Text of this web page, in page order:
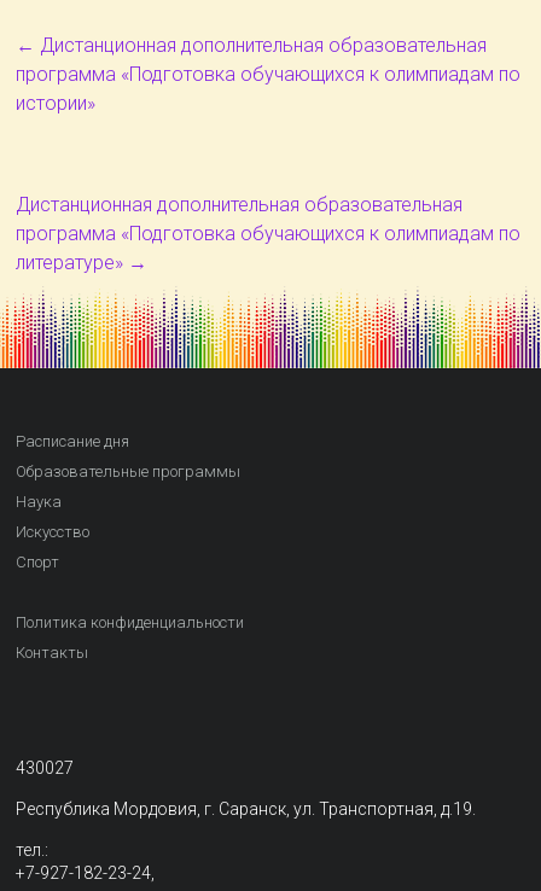
← Дистанционная дополнительная образовательная
программа «Подготовка обучающихся к олимпиадам по
истории»
Дистанционная дополнительная образовательная
программа «Подготовка обучающихся к олимпиадам по
литературе» →
Расписание дня
Образовательные программы
Наука
Искусство
Спорт
Политика конфиденциальности
Контакты
430027
Республика Мордовия, г. Саранск, ул. Транспортная, д.19.
тел.:
+7-927-182-23-24,